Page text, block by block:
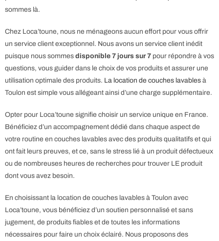
sommes là.
Chez Loca’toune, nous ne ménageons aucun effort pour vous offrir
un service client exceptionnel. Nous avons un service client inédit
puisque nous sommes disponible 7 jours sur 7 pour répondre à vos
questions, vous guider dans le choix de vos produits et assurer une
utilisation optimale des produits. La location de couches lavables à
Toulon est simple vous allégeant ainsi d’une charge supplémentaire.
Opter pour Loca’toune signifie choisir un service unique en France.
Bénéficiez d’un accompagnement dédié dans chaque aspect de
votre routine en couches lavables avec des produits qualitatifs et qui
ont fait leurs preuves, et ce, sans le stress lié à un produit défectueux
ou de nombreuses heures de recherches pour trouver LE produit
dont vous avez besoin.
En choisissant la location de couches lavables à Toulon avec
Loca’toune, vous bénéficiez d’un soutien personnalisé et sans
jugement, de produits fiables et de toutes les informations
nécessaires pour faire un choix éclairé. Nous proposons des